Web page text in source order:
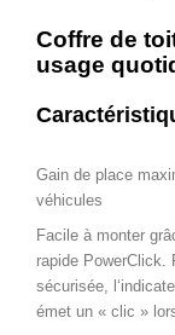
Coffre de
usage
Gain de place
véhicules
Facile à monter
rapide PowerClick.
sécurisée,
émet un « clic »